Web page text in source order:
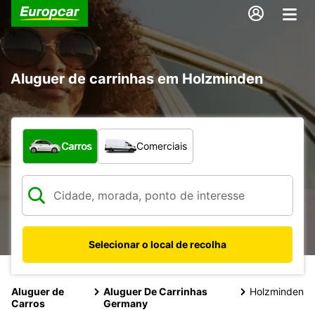
Aluguer de carrinhas em Holzminden
Que tipo de veículo pretende?
Carros Comerciais
Selecionar o local de recolha
Aluguer de
Carros
Aluguer De Carrinhas
Germany
Holzminden